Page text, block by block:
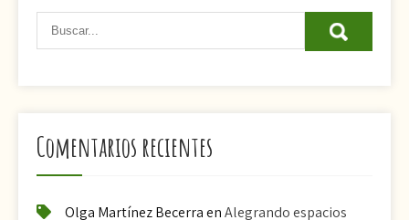
Comentarios recientes
Olga Martínez BecerraenAlegrando espacios